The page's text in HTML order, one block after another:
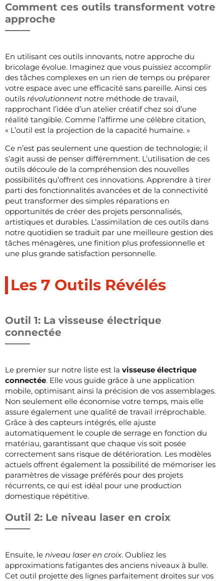
Comment ces outils transforment votre
approche
En utilisant ces outils innovants, notre approche du
bricolage évolue. Imaginez que vous puissiez accomplir
des tâches complexes en un rien de temps ou préparer
votre espace avec une efficacité sans pareille. Ainsi ces
outils révolutionnent notre méthode de travail,
rapprochant l’idée d’un atelier créatif chez soi d’une
réalité tangible. Comme l’affirme une célèbre citation,
« L’outil est la projection de la capacité humaine. »
Ce n’est pas seulement une question de technologie; il
s’agit aussi de penser différemment. L’utilisation de ces
outils découle de la compréhension des nouvelles
possibilités qu’offrent ces innovations. Apprendre à tirer
parti des fonctionnalités avancées et de la connectivité
peut transformer des simples réparations en
opportunités de créer des projets personnalisés,
artistiques et durables. L’assimilation de ces outils dans
notre quotidien se traduit par une meilleure gestion des
tâches ménagères, une finition plus professionnelle et
une plus grande satisfaction personnelle.
Les 7 Outils Révélés
Outil 1: La visseuse électrique
connectée
Le premier sur notre liste est la visseuse électrique
connectée. Elle vous guide grâce à une application
mobile, optimisant ainsi la précision de vos assemblages.
Non seulement elle économise votre temps, mais elle
assure également une qualité de travail irréprochable.
Grâce à des capteurs intégrés, elle ajuste
automatiquement le couple de serrage en fonction du
matériau, garantissant que chaque vis soit posée
correctement sans risque de détérioration. Les modèles
actuels offrent également la possibilité de mémoriser les
paramètres de vissage préférés pour des projets
récurrents, ce qui est idéal pour une production
domestique répétitive.
Outil 2: Le niveau laser en croix
Ensuite, le niveau laser en croix. Oubliez les
approximations fatigantes des anciens niveaux à bulle.
Cet outil projette des lignes parfaitement droites sur vos